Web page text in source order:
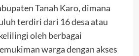
Tanah Karo, dimana
terdiri dari 16 desa atau
oleh berbagai
warga dengan akses